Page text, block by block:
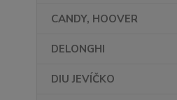
CANDY, HOOVER
DELONGHI
DIU JEVÍČKO